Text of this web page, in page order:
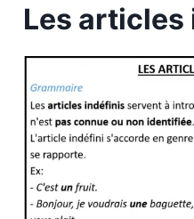
Les